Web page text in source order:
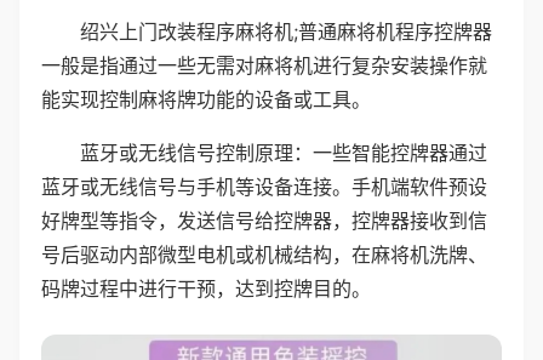
绍兴上门改装程序麻将机;普通麻将机程序控牌器
一般是指通过一些无需对麻将机进行复杂安装操作就
能实现控制麻将牌功能的设备或工具。
蓝牙或无线信号控制原理：一些智能控牌器通过
蓝牙或无线信号与手机等设备连接。手机端软件预设
好牌型等指令，发送信号给控牌器，控牌器接收到信
号后驱动内部微型电机或机械结构，在麻将机洗牌、
码牌过程中进行干预，达到控牌目的。